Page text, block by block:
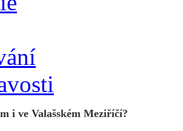
i ve Valašském Meziříčí?